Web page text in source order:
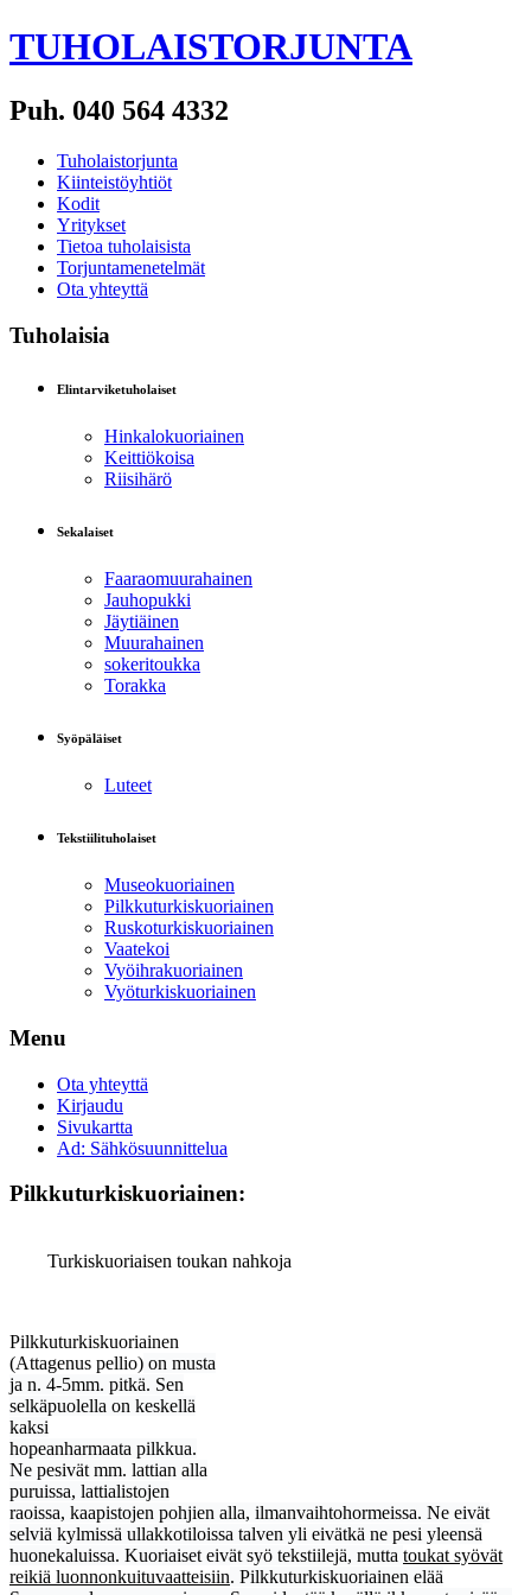
TUHOLAISTORJUNTA
Puh. 040 564 4332
Tuholaistorjunta
Kiinteistöyhtiöt
Kodit
Yritykset
Tietoa tuholaisista
Torjuntamenetelmät
Ota yhteyttä
Tuholaisia
Elintarviketuholaiset
Hinkalokuoriainen
Keittiökoisa
Riisihärö
Sekalaiset
Faaraomuurahainen
Jauhopukki
Jäytiäinen
Muurahainen
sokeritoukka
Torakka
Syöpäläiset
Luteet
Tekstiilituholaiset
Museokuoriainen
Pilkkuturkiskuoriainen
Ruskoturkiskuoriainen
Vaatekoi
Vyöihrakuoriainen
Vyöturkiskuoriainen
Menu
Ota yhteyttä
Kirjaudu
Sivukartta
Ad: Sähkösuunnittelua
Pilkkuturkiskuoriainen:
Turkiskuoriaisen toukan nahkoja
Pilkkuturkiskuoriainen
(Attagenus pellio) on musta
ja n. 4-5mm. pitkä. Sen
selkäpuolella on keskellä
kaksi
hopeanharmaata pilkkua.
Ne pesivät mm. lattian alla
puruissa, lattialistojen
raoissa, kaapistojen pohjien alla, ilmanvaihtohormeissa. Ne eivät
selviä kylmissä ullakkotiloissa talven yli eivätkä ne pesi yleensä
huonekaluissa. Kuoriaiset eivät syö tekstiilejä, mutta toukat syövät
reikiä luonnonkuituvaatteisiin. Pilkkuturkiskuoriainen elää